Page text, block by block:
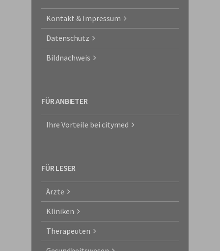
Kontakt & Impressum
Datenschutz
Bildnachweis
FÜR ANBIETER
Ihre Vorteile bei citymed
FÜR LESER
Ärzte
Kliniken
Therapeuten